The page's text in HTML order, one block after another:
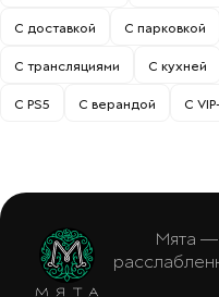
С доставкой С парковкой
С трансляциями С кухней
С PS5 С верандой С
Мята —